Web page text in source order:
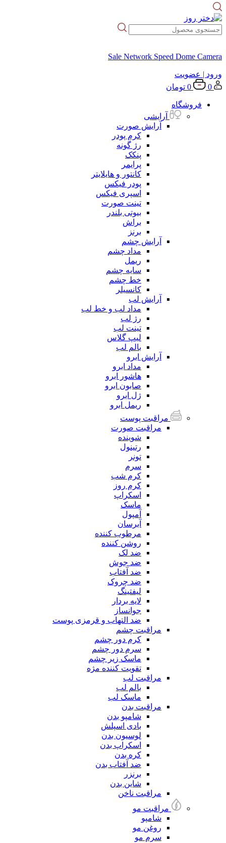
Sale Network Speed Dome Camera
ورود | عضویت
0
0 تومان
فروشگاه
آرایشی
آرایش صورت
کرم پودر
رژ گونه
پنکک
پرایمر
کانتور و هایلایتر
پودر فیکس
اسپری فیکس
تینت صورت
بیوتی بلندر
براش
برنز
آرایش چشم
مداد چشم
ریمل
سایه چشم
خط چشم
کانسیلر
آرایش لب
مداد لب و خط لب
رژ لب
تینت لب
لیپ گلاس
بالم لب
آرایش ابرو
مداد ابرو
هاشور ابرو
صابون ابرو
ژل ابرو
ریمل ابرو
مراقبت پوست
مراقبت صورت
شوینده
رتینول
تونر
سرم
کرم شب
کرم روز
اسکراپ
ماسک
آمپول
آبرسان
مرطوب کننده
روشن کننده
ضد لک
ضد جوش
ضد آفتاب
ضد چروک
لیفتینگ
لایه بردار
جوانساز
ضد التهاب و قرمزی پوست
مراقبت چشم
کرم دور چشم
سرم دور چشم
ماسک زیر چشم
تقویت کننده مژه
مراقبت لب
بالم لب
ماسک لب
مراقبت بدن
شامپو بدن
بادی اسپلش
لوسیون بدن
اسکراپ بدن
کره بدن
ضد آفتاب بدن
برنزر
شاین بدن
مراقبت ناخن
مراقبت مو
شامپو
روغن مو
سرم مو